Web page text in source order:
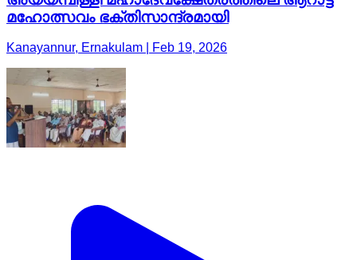
മഹോത്സവം ഭക്തിസാന്ദ്രമായി
Kanayannur, Ernakulam | Feb 19, 2026